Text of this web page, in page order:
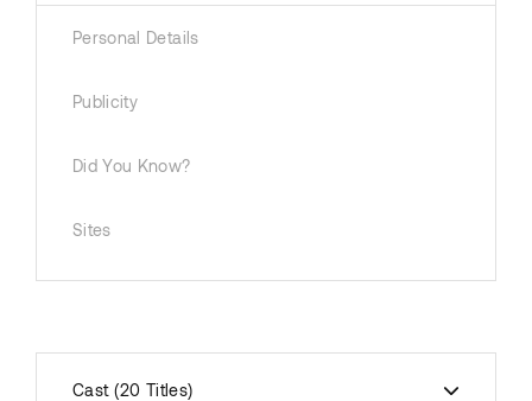
Personal Details
Publicity
Did You Know?
Sites
Cast 20 Titles